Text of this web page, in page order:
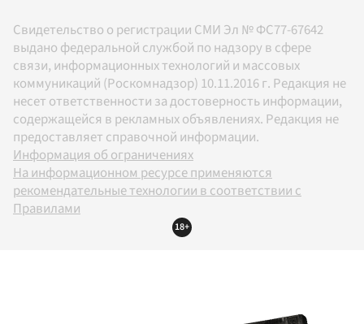
Свидетельство о регистрации СМИ Эл № ФС77-67642
выдано федеральной службой по надзору в сфере
связи, информационных технологий и массовых
коммуникаций (Роскомнадзор) 10.11.2016 г. Редакция не
несет ответственности за достоверность информации,
содержащейся в рекламных объявлениях. Редакция не
предоставляет справочной информации.
Информация об ограничениях
На информационном ресурсе применяются
рекомендательные технологии в соответствии с
Правилами
18+